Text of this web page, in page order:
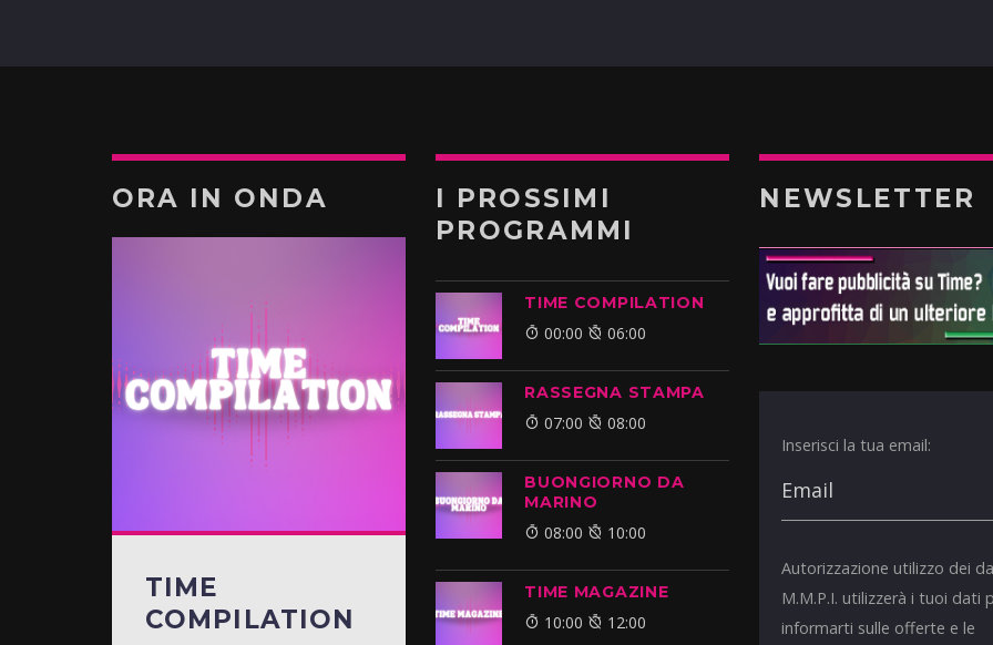
ORA IN ONDA
TIME
COMPILATION
I PROSSIMI
PROGRAMMI
TIME COMPILATION
00:00 06:00
RASSEGNA STAMPA
07:00 08:00
BUONGIORNO DA
MARINO
08:00 10:00
TIME MAGAZINE
10:00 12:00
NEWSLETTER
Inserisci la tua email:
Autorizzazione utilizzo dei
M.M.P.I. utilizzerà i tuoi dati
informarti sulle offerte e le